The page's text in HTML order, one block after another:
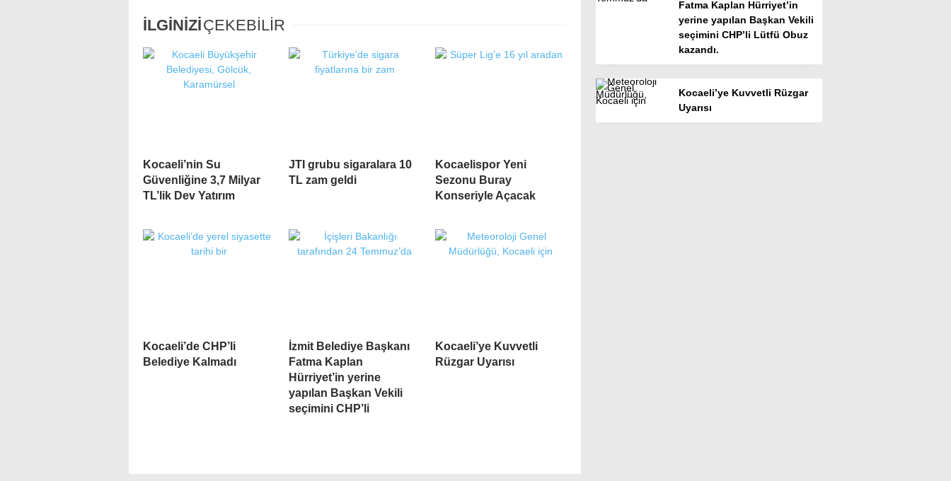
İLGİNİZİÇEKEBİLİR
Kocaeli’nin Su
Güvenliğine 3,7 Milyar
TL’lik Dev Yatırım
JTI grubu sigaralara 10
TL zam geldi
Kocaelispor Yeni
Sezonu Buray
Konseriyle Açacak
Kocaeli’de CHP’li
Belediye Kalmadı
İzmit Belediye Başkanı
Fatma Kaplan
Hürriyet’in yerine
yapılan Başkan Vekili
seçimini CHP’li
Kocaeli’ye Kuvvetli
Rüzgar Uyarısı
Fatma Kaplan Hürriyet’in
yerine yapılan Başkan Vekili
seçimini CHP’li Lütfü Obuz
kazandı.
Kocaeli’ye Kuvvetli Rüzgar
Uyarısı